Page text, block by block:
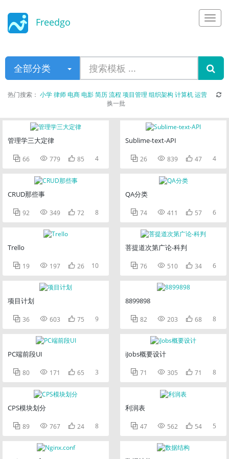
Freedgo
全部分类
热门搜索： 小学律师电商电影简历流程 项目管理 组织架构 计算机运营
换一批
管理学三大定律
 66  779  85 4
CRUD那些事
 92  349  72 8
Trello
 19  197  26 10
项目计划
 36  603  75 9
PC端前段UI
 80  171  65 3
CPS模块划分
 89  767  24 8
Sublime-text-API
 26  839  47 4
QA分类
 74  411  57 6
菩提道次第广论-科判
 76  510  34 6
8899898
 82  203  68 8
iJobs概要设计
 71  305  71 8
利润表
 47  562  54 5